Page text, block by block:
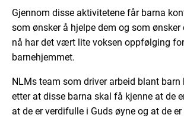
Gjennom disse aktivitetene får barna
som ønsker å hjelpe dem og som ønsker
nå har det vært lite voksen oppfølging
barnehjemmet.
NLMs team som driver arbeid blant barn
etter at disse barna skal få kjenne at de
at de er verdifulle i Guds øyne og at de